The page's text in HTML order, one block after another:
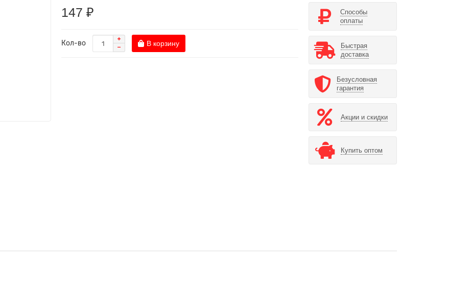
147 ₽
Кол-во В корзину
Способы
оплаты
Быстрая
доставка
Безусловная
гарантия
Акции и скидки
Купить оптом